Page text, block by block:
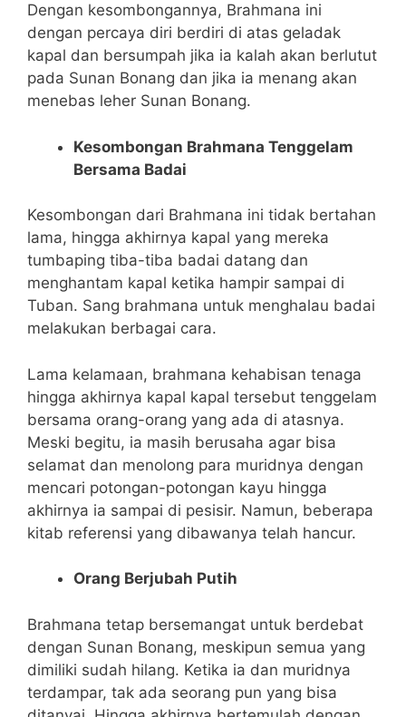
Dengan kesombongannya, Brahmana ini
dengan percaya diri berdiri di atas geladak
kapal dan bersumpah jika ia kalah akan berlutut
pada Sunan Bonang dan jika ia menang akan
menebas leher Sunan Bonang.
Kesombongan Brahmana Tenggelam
Bersama Badai
Kesombongan dari Brahmana ini tidak bertahan
lama, hingga akhirnya kapal yang mereka
tumbaping tiba-tiba badai datang dan
menghantam kapal ketika hampir sampai di
Tuban. Sang brahmana untuk menghalau badai
melakukan berbagai cara.
Lama kelamaan, brahmana kehabisan tenaga
hingga akhirnya kapal kapal tersebut tenggelam
bersama orang-orang yang ada di atasnya.
Meski begitu, ia masih berusaha agar bisa
selamat dan menolong para muridnya dengan
mencari potongan-potongan kayu hingga
akhirnya ia sampai di pesisir. Namun, beberapa
kitab referensi yang dibawanya telah hancur.
Orang Berjubah Putih
Brahmana tetap bersemangat untuk berdebat
dengan Sunan Bonang, meskipun semua yang
dimiliki sudah hilang. Ketika ia dan muridnya
terdampar, tak ada seorang pun yang bisa